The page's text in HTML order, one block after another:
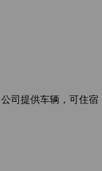
司提供车辆，可住宿